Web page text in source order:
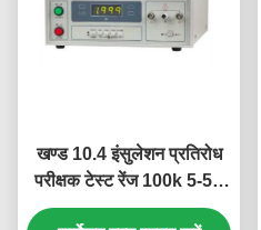
खण्ड 10.4 इंसुलेशन प्रतिरोध
परीक्षक टेस्ट रेंज 100k 5-5T
Test से